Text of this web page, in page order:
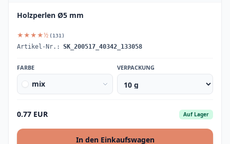
Holzperlen Ø5 mm
★★★★½ (131)
Artikel-Nr.: SK_200517_40342_133058
FARBE
mix
VERPACKUNG
0.77 EUR Auf Lager
In den Einkaufswagen